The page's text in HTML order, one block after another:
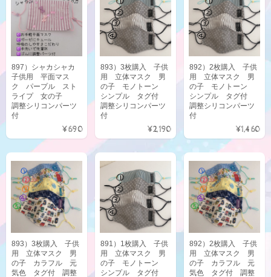
897）シャカシャカ
子供用 平面マス
ク パープル スト
ライプ 女の子
調整シリコンパーツ
付
¥690
893）3枚購入 子供
用 立体マスク 男
の子 モノトーン
シンプル タグ付
調整シリコンパーツ
付
¥2,190
892）2枚購入 子供
用 立体マスク 男
の子 モノトーン
シンプル タグ付
調整シリコンパーツ
付
¥1,460
893）3枚購入 子供
用 立体マスク 男
の子 カラフル 元
気色 タグ付 調整
891）1枚購入 子供
用 立体マスク 男
の子 モノトーン
シンプル タグ付
892）2枚購入 子供
用 立体マスク 男
の子 カラフル 元
気色 タグ付 調整